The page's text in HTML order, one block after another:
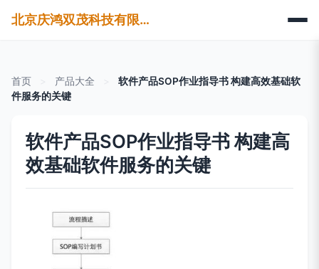
北京庆鸿双茂科技有限公司
首页 产品大全
软件产品SOP作业指导书 构建高效基础软
件服务的关键
软件产品SOP作业指导书 构建高
效基础软件服务的关键